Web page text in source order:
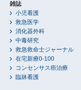
雑誌
小児看護
救急医学
消化器外科
中毒研究
救急救命士ジャーナル
在宅新療0-100
コンセンサス癌治療
臨牀看護